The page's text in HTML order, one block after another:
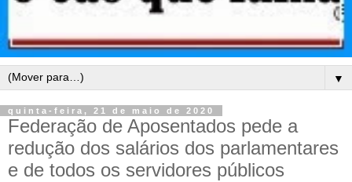
▼
quinta-feira, 21 de maio de 2020
Federação de Aposentados pede a
redução dos salários dos parlamentares
e de todos os servidores públicos